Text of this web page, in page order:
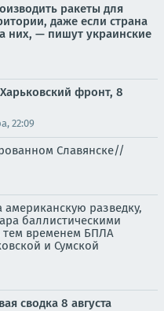
ракеты для
даже если страна
них, — пишут украинские
фронт, 8
22:09
Славянске//
разведку,
баллистическими
тем временем БПЛА
и Сумской
сводка 8 августа